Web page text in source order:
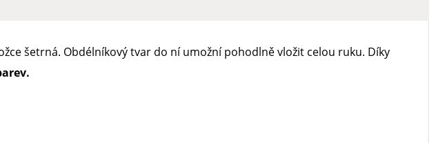
šetrná. Obdélníkový tvar do ní umožní pohodlně vložit celou ruku. Díky